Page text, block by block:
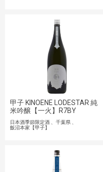
甲子 KINOENE LODESTAR 純
米吟醸【一火】R7BY
日本酒季節限定酒
千葉県
飯沼本家【甲子】